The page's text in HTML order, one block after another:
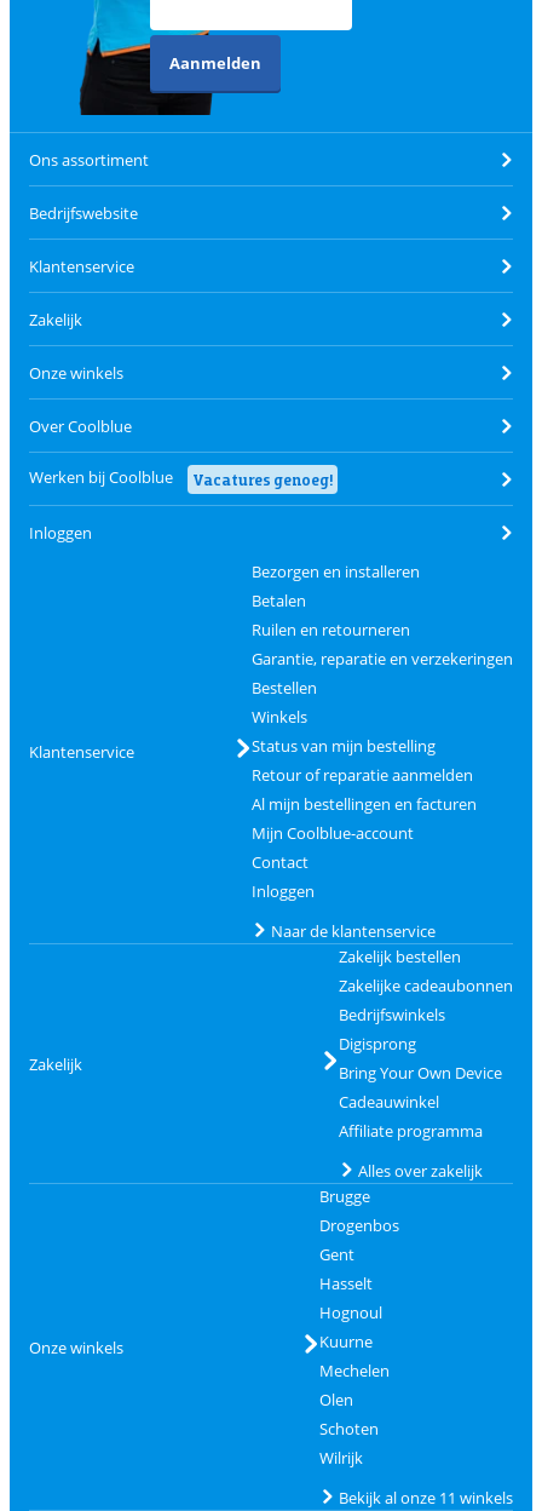
Aanmelden
Ons assortiment
Bedrijfswebsite
Klantenservice
Zakelijk
Onze winkels
Over Coolblue
Werken bij Coolblue Vacatures genoeg!
Inloggen
Klantenservice
Bezorgen en installeren
Betalen
Ruilen en retourneren
Garantie, reparatie en verzekeringen
Bestellen
Winkels
Status van mijn bestelling
Retour of reparatie aanmelden
Al mijn bestellingen en facturen
Mijn Coolblue-account
Contact
Inloggen
Naar de klantenservice
Zakelijk
Zakelijk bestellen
Zakelijke cadeaubonnen
Bedrijfswinkels
Digisprong
Bring Your Own Device
Cadeauwinkel
Affiliate programma
Alles over zakelijk
Onze winkels
Brugge
Drogenbos
Gent
Hasselt
Hognoul
Kuurne
Mechelen
Olen
Schoten
Wilrijk
Bekijk al onze 11 winkels